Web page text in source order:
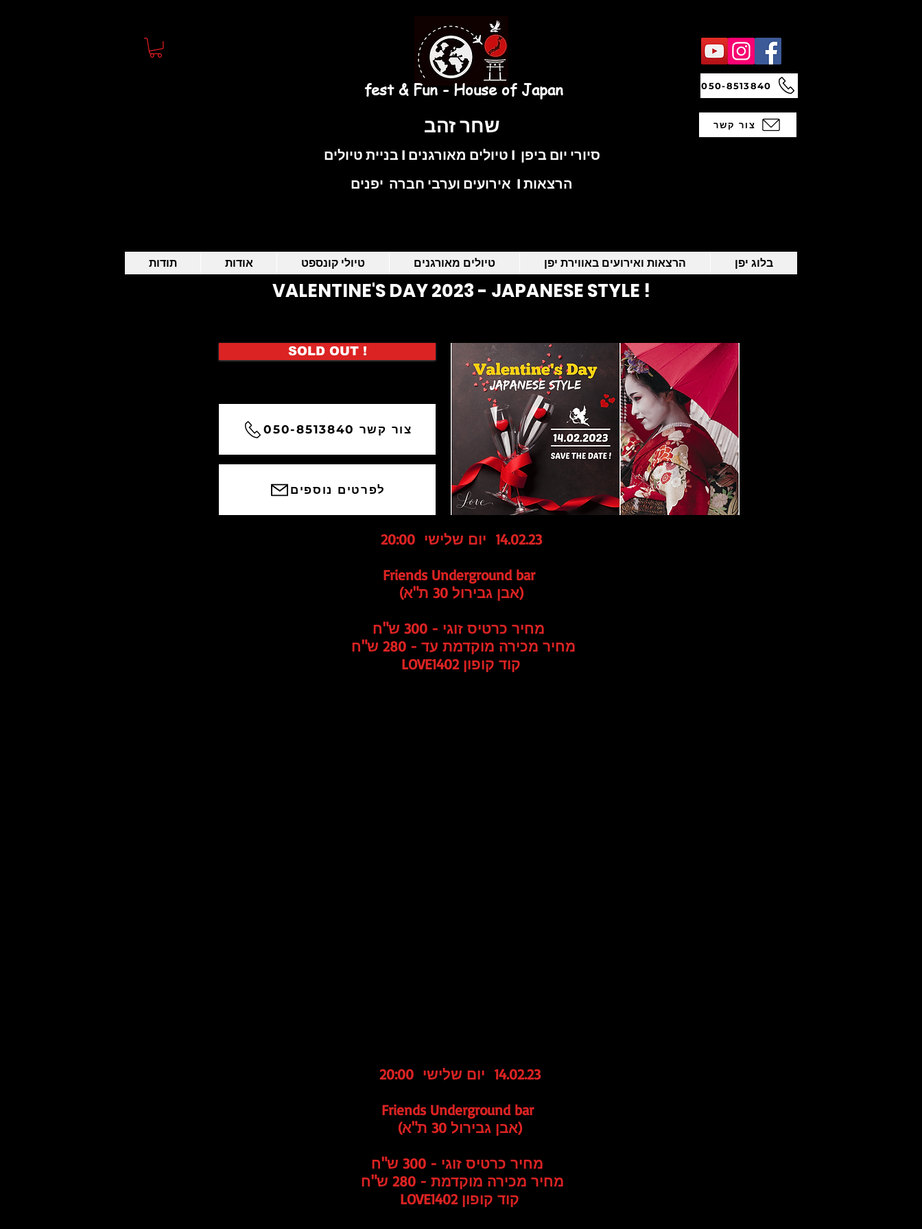
fest & Fun - House of Japan
בניית טיולים I טיולים מאורגנים I סיורי יום ביפן
אירועים וערבי חברה יפנים I הרצאות
050-8513840
צור קשר
בלוג יפן הרצאות ואירועים באווירת יפן טיולים מאורגנים טיולי קונספט אודות תודות
VALENTINE'S DAY 2023 - JAPANESE STYLE !
SOLD OUT !
050-8513840 צור קשר
לפרטים נוספים
14.02.23 יום שלישי 20:00
Friends Underground bar
(אבן גבירול 30 ת"א)
מחיר כרטיס זוגי - 300 ש"ח
מחיר מכירה מוקדמת עד - 280 ש"ח
קוד קופון LOVE1402
14.02.23 יום שלישי 20:00
Friends Underground bar
(אבן גבירול 30 ת"א)
מחיר כרטיס זוגי - 300 ש"ח
מחיר מכירה מוקדמת - 280 ש"ח
קוד קופון LOVE1402